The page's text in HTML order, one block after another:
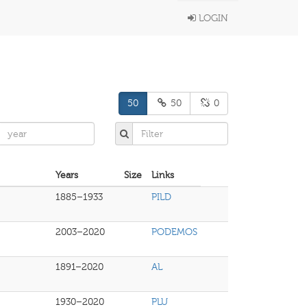
LOGIN
50 50 0
Years Size
Links
1885–1933 PILD
2003–2020 PODEMOS
1891–2020 AL
1930–2020 PLU